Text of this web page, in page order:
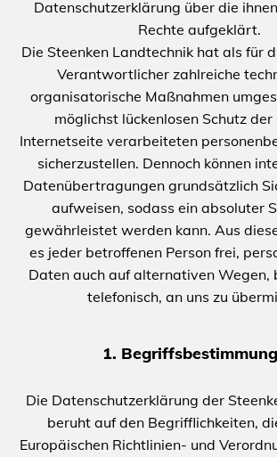
Datenschutzerklärung über die
Rechte aufgeklärt.
Die Steenken Landtechnik hat als für
Verantwortlicher zahlreiche
organisatorische Maßnahmen
möglichst lückenlosen Schutz der
Internetseite verarbeiteten
sicherzustellen. Dennoch können
Datenübertragungen grundsätzlich
aufweisen, sodass ein absoluter
gewährleistet werden kann. Aus
es jeder betroffenen Person frei,
Daten auch auf alternativen Wegen,
telefonisch, an uns zu
1.
Die Datenschutzerklärung der
beruht auf den Begrifflichkeiten,
Europäischen Richtlinien- und